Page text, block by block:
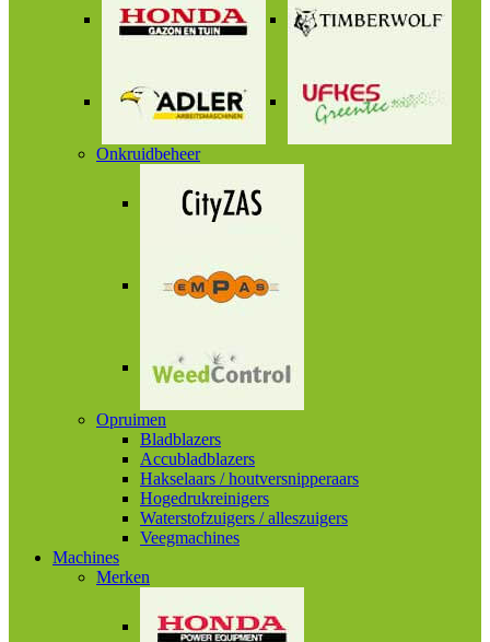
Onkruidbeheer
Opruimen
Bladblazers
Accubladblazers
Hakselaars / houtversnipperaars
Hogedrukreinigers
Waterstofzuigers / alleszuigers
Veegmachines
Machines
Merken